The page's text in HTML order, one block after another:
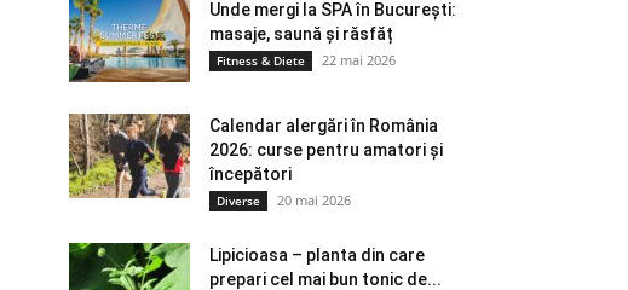
Unde mergi la SPA în București:
masaje, saună și răsfăț
Fitness & Diete 22 mai 2026
Calendar alergări în România
2026: curse pentru amatori și
începători
Diverse 20 mai 2026
Lipicioasa – planta din care
prepari cel mai bun tonic de...